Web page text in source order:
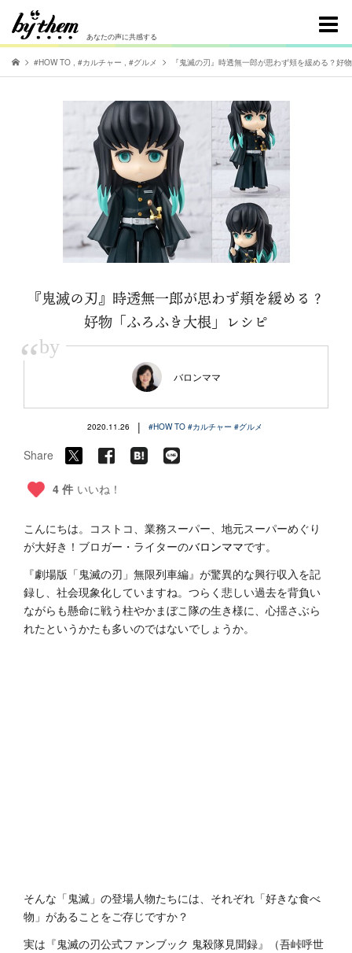
あなたの声に共感する
#HOW TO , #カルチャー , #グルメ 『鬼滅の刃』時透無一郎が思わず頬を緩める？好
『鬼滅の刃』時透無一郎が思わず頬を緩める？
好物「ふろふき大根」レシピ
“by
バロンママ
2020.11.26 | #HOW TO #カルチャー #グルメ
Share
4 件 いいね！
こんにちは。コストコ、業務スーパー、地元スーパーめぐり
が大好き！ブロガー・ライターのバロンママです。
『劇場版「鬼滅の刃」無限列車編』が驚異的な興行収入を記
録し、社会現象化していますね。つらく悲しい過去を背負い
ながらも懸命に戦う柱やかまぼこ隊の生き様に、心揺さぶら
れたというかたも多いのではないでしょうか。
そんな「鬼滅」の登場人物たちには、それぞれ「好きな食べ
物」があることをご存じですか？
実は『鬼滅の刃公式ファンブック 鬼殺隊見聞録』（吾峠呼世